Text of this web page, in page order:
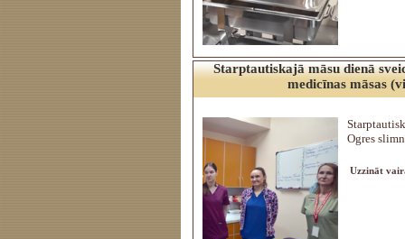
Starptautiskajā māsu dienā
medicīnas māsas
Ogres
Uzzināt